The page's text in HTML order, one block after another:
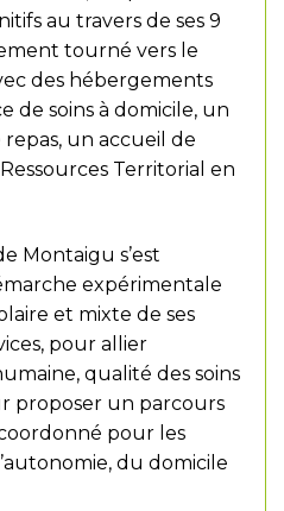
au travers de ses 9
tourné vers le
des hébergements
de soins à domicile, un
un accueil de
Territorial en
Montaigu s’est
expérimentale
et mixte de ses
pour allier
qualité des soins
proposer un parcours
pour les
du domicile